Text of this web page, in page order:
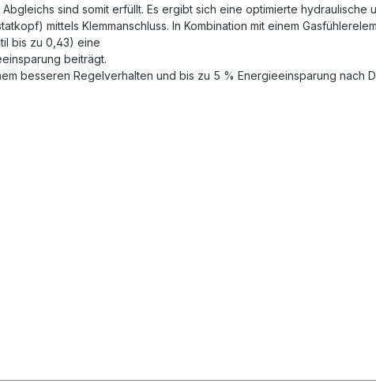
sind somit erfüllt. Es ergibt sich eine optimierte hydraulische
mittels Klemmanschluss. In Kombination mit einem
bis zu 0,43) eine
beiträgt.
besseren Regelverhalten und bis zu 5 % Energieeinsparung nach